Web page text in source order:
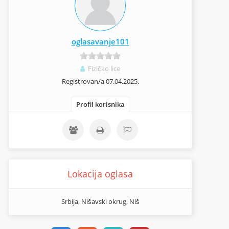
oglasavanje101
Fizičko lice
Registrovan/a 07.04.2025.
Profil korisnika
Lokacija oglasa
Srbija, Nišavski okrug, Niš